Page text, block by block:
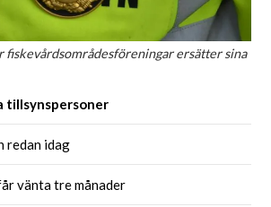
fiskevårdsområdesföreningar ersätter sina
tillsynspersoner
redan idag
vänta tre månader